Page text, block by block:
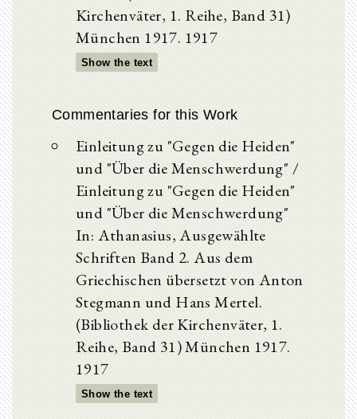
Kirchenväter, 1. Reihe, Band 31)
München 1917. 1917
Show the text
Commentaries for this Work
Einleitung zu "Gegen die Heiden"
und "Über die Menschwerdung" /
Einleitung zu "Gegen die Heiden"
und "Über die Menschwerdung"
In: Athanasius, Ausgewählte
Schriften Band 2. Aus dem
Griechischen übersetzt von Anton
Stegmann und Hans Mertel.
(Bibliothek der Kirchenväter, 1.
Reihe, Band 31) München 1917.
1917
Show the text